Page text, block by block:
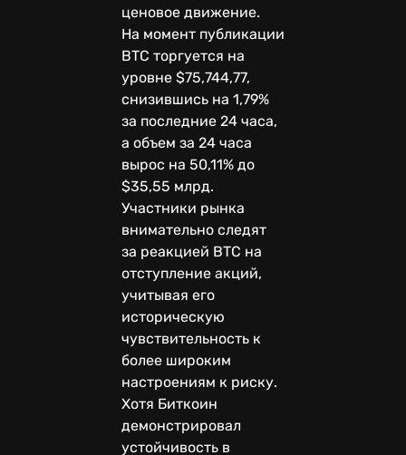
ценовое движение.
На момент публикации
BTC торгуется на
уровне $75,744,77,
снизившись на 1,79%
за последние 24 часа,
а объем за 24 часа
вырос на 50,11% до
$35,55 млрд.
Участники рынка
внимательно следят
за реакцией BTC на
отступление акций,
учитывая его
историческую
чувствительность к
более широким
настроениям к риску.
Хотя Биткоин
демонстрировал
устойчивость в